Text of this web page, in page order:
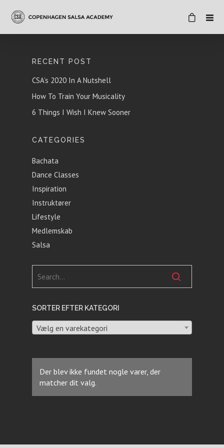
RECENT POST
CSA’s 2020 In A Nutshell
How To Train Your Musicality
6 Things I Wish I Knew Sooner
CATEGORIES
Bachata
Dance Classes
Inspiration
Instruktører
Lifestyle
Medlemskab
Salsa
SORTER EFTER KATEGORI
Vælg en varekategori
Der blev ikke fundet nogle varer, der
matcher dit valg.